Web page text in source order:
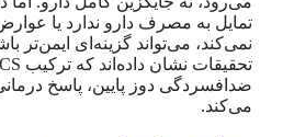
تمایل به مصرف دارو ندارد یا
نمی‌کند، می‌تواند گزینه‌ای ایمن‌تر
ضدافسردگی دوز پایین، پاسخ درمانی
می‌کند.